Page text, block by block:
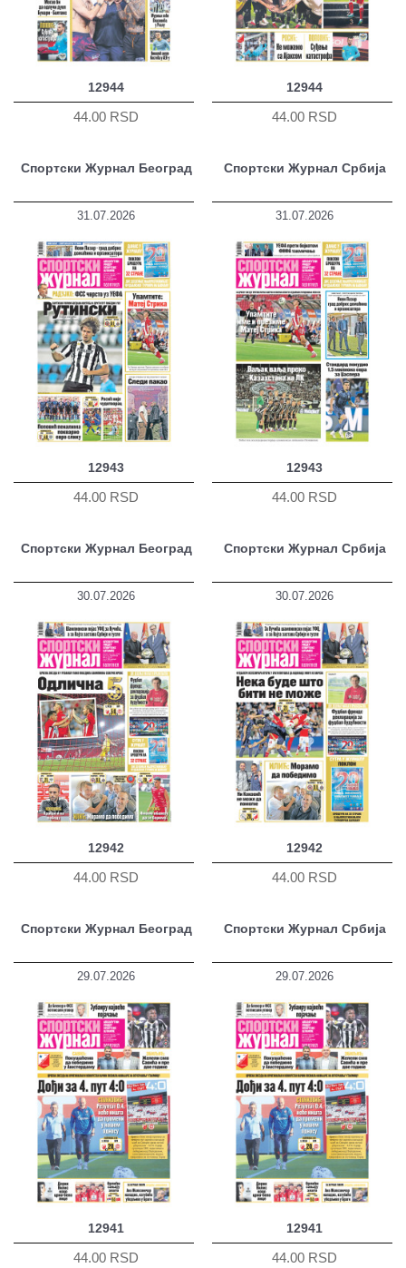
12944
44.00 RSD
12944
44.00 RSD
Спортски Журнал Београд
31.07.2026
12943
44.00 RSD
Спортски Журнал Србија
31.07.2026
12943
44.00 RSD
Спортски Журнал Београд
30.07.2026
12942
44.00 RSD
Спортски Журнал Србија
30.07.2026
12942
44.00 RSD
Спортски Журнал Београд
29.07.2026
12941
44.00 RSD
Спортски Журнал Србија
29.07.2026
12941
44.00 RSD